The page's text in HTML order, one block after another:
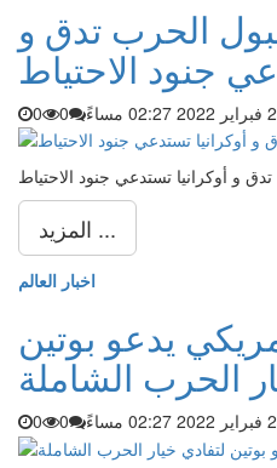
الحرب تدق و
جنود الاحتياط
0
0
و أوكرانيا تستدعي جنود الاحتياط
المزيد ...
اخبار العالم
يدعو بوتين
الحرب الشاملة
0
0